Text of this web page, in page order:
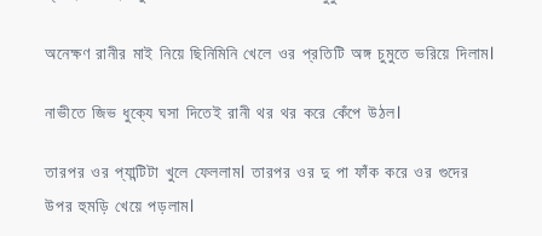
অনেক্ষণ রানীর মাই নিয়ে ছিনিমিনি খেলে ওর প্রতিটি অঙ্গ চুমুতে ভরিয়ে দিলাম।
নাভীতে জিভ ধুক্যে ঘসা দিতেই রানী থর থর করে কেঁপে উঠল।
তারপর ওর প্যান্টিটা খুলে ফেললাম। তারপর ওর দু পা ফাঁক করে ওর গুদের
উপর হুমড়ি খেয়ে পড়লাম।